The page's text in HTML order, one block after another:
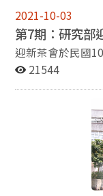
此外，旁聽岸本
並且參加了岸本
要是由岸本老師
研究會輪流報告
的部分。有時也
全文)
5:00PM ※ 地 點
(330111) ※ 主辦單位：政治大學歷史系、政治大學文學
院身體與文明研
史討論會 【杜維運教授專題演講】 ※講 題：史學方法與
00﹣4：00 ※地
講座」專題演講
（From Ritual to
the Twentieth
上午10:00-
2021-10-03
第7期：研究部
迎新茶會於民國
行，邀請碩博士
除邀請呂紹理主
輝、朱靜華、
由師長給與新生
部新舊助教交接
任的黃國勛助教
助教張真榮小姐
告，如所費繳交
21544